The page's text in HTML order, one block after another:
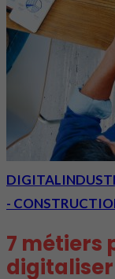
DIGITAL
-
7 métiers